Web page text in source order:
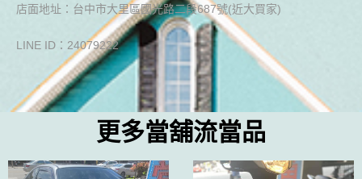
店面地址：台中市大里區國光路二段687號(近大買家)
LINE ID：24079222
更多當舖流當品